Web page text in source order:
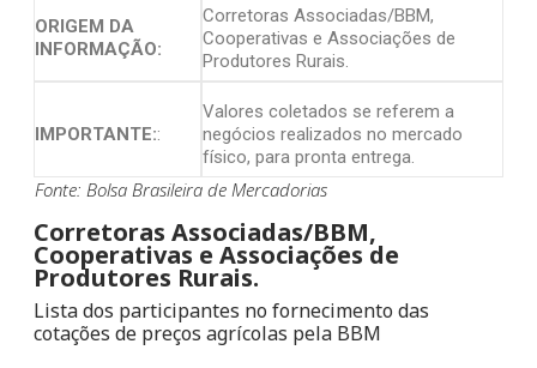
ORIGEM DA
INFORMAÇÃO:
Corretoras Associadas/BBM,
Cooperativas e Associações de
Produtores Rurais.
IMPORTANTE::
Valores coletados se referem a
negócios realizados no mercado
físico, para pronta entrega.
Fonte: Bolsa Brasileira de Mercadorias
Corretoras Associadas/BBM,
Cooperativas e Associações de
Produtores Rurais.
Lista dos participantes no fornecimento das
cotações de preços agrícolas pela BBM